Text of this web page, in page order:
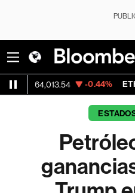
-0.44% ETH/USD